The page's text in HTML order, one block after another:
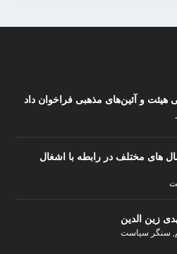
و آئین‌های مذهبی فراخوان داد
های مختلف در رابطه با اشغال
, سنگر سیاست